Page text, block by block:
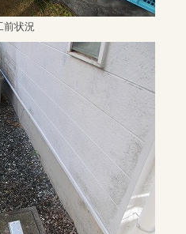
前状況